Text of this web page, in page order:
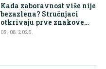
Kada zaboravnost više nije
bezazlena? Stručnjaci
otkrivaju prve znakove
demencije
05. 08. 2026.